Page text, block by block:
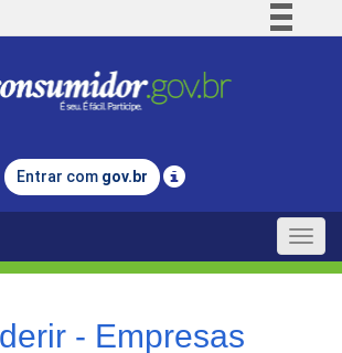
Comunica BR
Legislação
Entrar com gov.br
Toggle
- Empresas